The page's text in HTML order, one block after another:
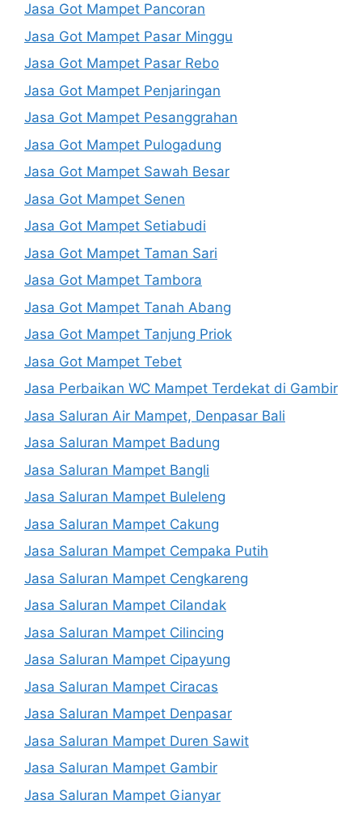
Jasa Got Mampet Pancoran
Jasa Got Mampet Pasar Minggu
Jasa Got Mampet Pasar Rebo
Jasa Got Mampet Penjaringan
Jasa Got Mampet Pesanggrahan
Jasa Got Mampet Pulogadung
Jasa Got Mampet Sawah Besar
Jasa Got Mampet Senen
Jasa Got Mampet Setiabudi
Jasa Got Mampet Taman Sari
Jasa Got Mampet Tambora
Jasa Got Mampet Tanah Abang
Jasa Got Mampet Tanjung Priok
Jasa Got Mampet Tebet
Jasa Perbaikan WC Mampet Terdekat di Gambir
Jasa Saluran Air Mampet, Denpasar Bali
Jasa Saluran Mampet Badung
Jasa Saluran Mampet Bangli
Jasa Saluran Mampet Buleleng
Jasa Saluran Mampet Cakung
Jasa Saluran Mampet Cempaka Putih
Jasa Saluran Mampet Cengkareng
Jasa Saluran Mampet Cilandak
Jasa Saluran Mampet Cilincing
Jasa Saluran Mampet Cipayung
Jasa Saluran Mampet Ciracas
Jasa Saluran Mampet Denpasar
Jasa Saluran Mampet Duren Sawit
Jasa Saluran Mampet Gambir
Jasa Saluran Mampet Gianyar